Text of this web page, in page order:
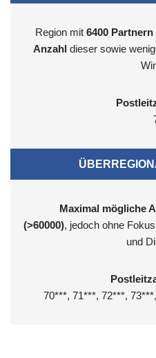
Region mit 6400 Partnern
Anzahl dieser sowie
Maximal mögliche
(>60000), jedoch ohne
und
70***, 71***, 72***,